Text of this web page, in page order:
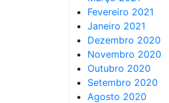
Fevereiro 2021
Janeiro 2021
Dezembro 2020
Novembro 2020
Outubro 2020
Setembro 2020
Agosto 2020